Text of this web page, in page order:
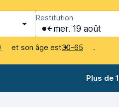
Restitution
mer. 19 août
et son âge est30-65 .
Plus de